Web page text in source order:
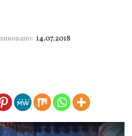
14.07.2018